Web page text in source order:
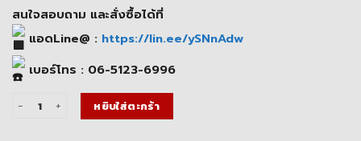
สนใจสอบถาม และสั่งซื้อได้ที่
แอดLine@ : https://lin.ee/ySNnAdw
เบอร์โทร : 06-5123-6996
จำนวน กระเดื่องคู่ Mapex Falcon เร็ว ลื่น ปรับได้ละเอียด ชิ้น
หยิบใส่ตะกร้า